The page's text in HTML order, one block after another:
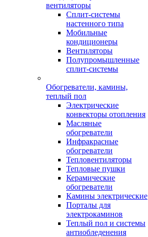
вентиляторы
Сплит-системы
настенного типа
Мобильные
кондиционеры
Вентиляторы
Полупромышленные
сплит-системы
Обогреватели, камины,
теплый пол
Электрические
конвекторы отопления
Масляные
обогреватели
Инфракрасные
обогреватели
Тепловентиляторы
Тепловые пушки
Керамические
обогреватели
Камины электрические
Порталы для
электрокаминов
Теплый пол и системы
антиобледенения